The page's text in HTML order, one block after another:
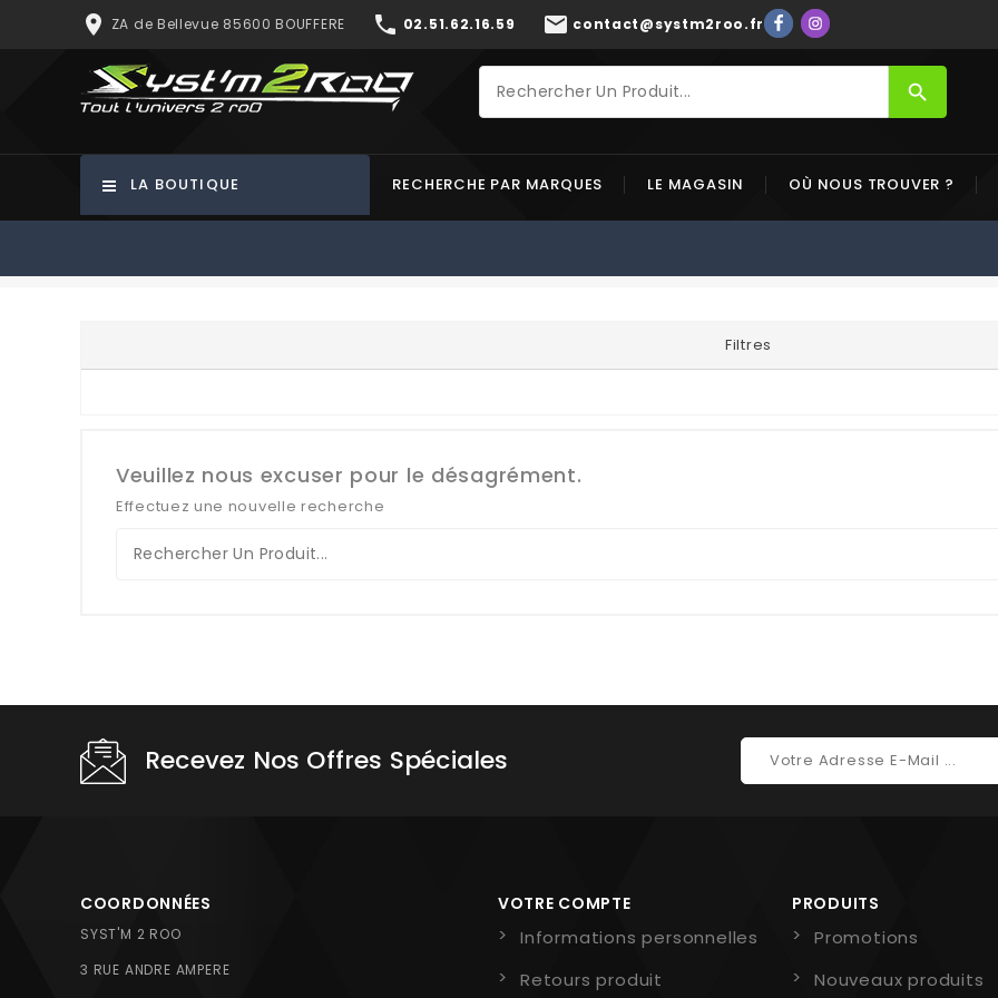
place ZA de Bellevue 85600 BOUFFERE phone 02.51.62.16.59 mail contact@systm2roo.fr
search
LA BOUTIQUE RECHERCHE PAR MARQUES LE MAGASIN OÙ NOUS TROUVER ?
Filtres
Veuillez nous excuser pour le désagrément.
Effectuez une nouvelle recherche
Recevez Nos Offres Spéciales
COORDONNÉES
SYST'M 2 ROO
3 RUE ANDRE AMPERE
VOTRE COMPTE
Informations personnelles
Retours produit
PRODUITS
Promotions
Nouveaux produits